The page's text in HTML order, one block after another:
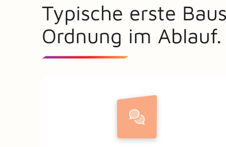
Typische erste
Ordnung im Ablauf.